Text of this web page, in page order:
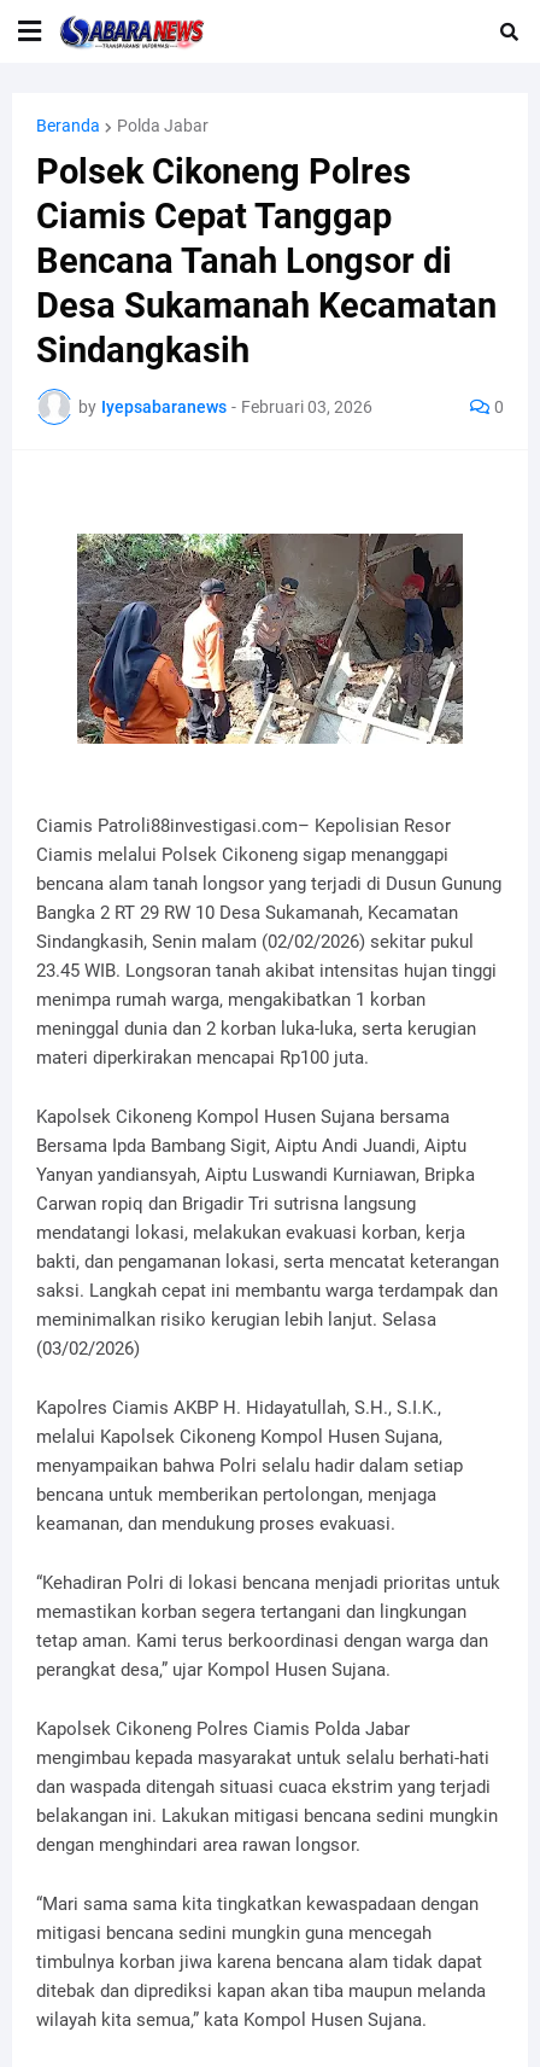
Beranda Polda Jabar
Polsek Cikoneng Polres
Ciamis Cepat Tanggap
Bencana Tanah Longsor di
Desa Sukamanah Kecamatan
Sindangkasih
by Iyepsabaranews - Februari 03, 2026 0
Ciamis Patroli88investigasi.com– Kepolisian Resor
Ciamis melalui Polsek Cikoneng sigap menanggapi
bencana alam tanah longsor yang terjadi di Dusun Gunung
Bangka 2 RT 29 RW 10 Desa Sukamanah, Kecamatan
Sindangkasih, Senin malam (02/02/2026) sekitar pukul
23.45 WIB. Longsoran tanah akibat intensitas hujan tinggi
menimpa rumah warga, mengakibatkan 1 korban
meninggal dunia dan 2 korban luka-luka, serta kerugian
materi diperkirakan mencapai Rp100 juta.
Kapolsek Cikoneng Kompol Husen Sujana bersama
Bersama Ipda Bambang Sigit, Aiptu Andi Juandi, Aiptu
Yanyan yandiansyah, Aiptu Luswandi Kurniawan, Bripka
Carwan ropiq dan Brigadir Tri sutrisna langsung
mendatangi lokasi, melakukan evakuasi korban, kerja
bakti, dan pengamanan lokasi, serta mencatat keterangan
saksi. Langkah cepat ini membantu warga terdampak dan
meminimalkan risiko kerugian lebih lanjut. Selasa
(03/02/2026)
Kapolres Ciamis AKBP H. Hidayatullah, S.H., S.I.K.,
melalui Kapolsek Cikoneng Kompol Husen Sujana,
menyampaikan bahwa Polri selalu hadir dalam setiap
bencana untuk memberikan pertolongan, menjaga
keamanan, dan mendukung proses evakuasi.
“Kehadiran Polri di lokasi bencana menjadi prioritas untuk
memastikan korban segera tertangani dan lingkungan
tetap aman. Kami terus berkoordinasi dengan warga dan
perangkat desa,” ujar Kompol Husen Sujana.
Kapolsek Cikoneng Polres Ciamis Polda Jabar
mengimbau kepada masyarakat untuk selalu berhati-hati
dan waspada ditengah situasi cuaca ekstrim yang terjadi
belakangan ini. Lakukan mitigasi bencana sedini mungkin
dengan menghindari area rawan longsor.
“Mari sama sama kita tingkatkan kewaspadaan dengan
mitigasi bencana sedini mungkin guna mencegah
timbulnya korban jiwa karena bencana alam tidak dapat
ditebak dan diprediksi kapan akan tiba maupun melanda
wilayah kita semua,” kata Kompol Husen Sujana.